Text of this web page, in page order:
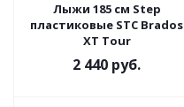
Лыжи 185 см Step
пластиковые STC Brados
XT Tour
2 440 руб.